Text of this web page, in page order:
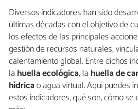
Diversos indicadores han sido
últimas décadas con el objetivo de
los efectos de las principales
gestión de recursos naturales,
calentamiento global. Entre dichos
la huella ecológica, la huella de
hídricao agua virtual. Aquí puedes
estos indicadores, qué son, cómo